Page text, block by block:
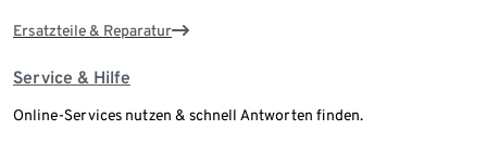
Ersatzteile & Reparatur
Service & Hilfe
Online-Services nutzen & schnell Antworten finden.